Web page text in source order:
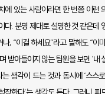
에 있는 사람이라면 한 번쯤 이런
다. 분명 제대로 설명한 것 같은데
나, “이걸 하세요”라고 말해도 “이
받아들이지 않는 팀원을 보면 ‘내
는 생각이 드는 것과 동시에 ‘스스